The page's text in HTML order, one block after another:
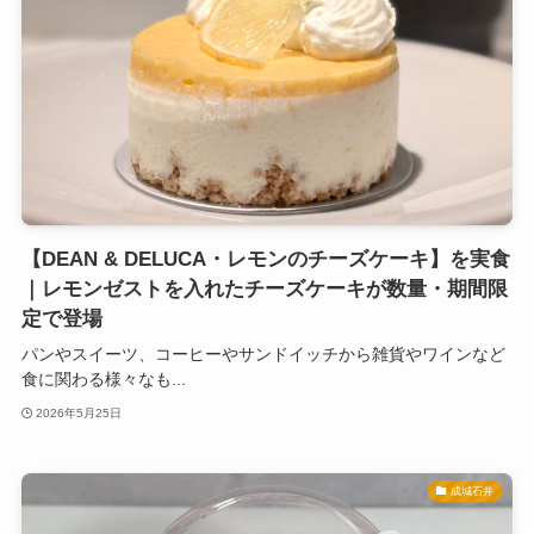
【DEAN & DELUCA・レモンのチーズケーキ】を実食
｜レモンゼストを入れたチーズケーキが数量・期間限
定で登場
パンやスイーツ、コーヒーやサンドイッチから雑貨やワインなど
食に関わる様々なも...
2026年5月25日
成城石井